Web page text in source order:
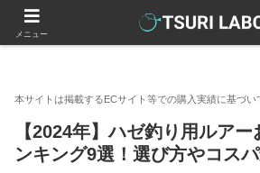
釣りラボマガジン 釣具（釣り道具）
【2024年】ハゼ釣り用ルア
ンキング9選！選び方やコス
メニュー